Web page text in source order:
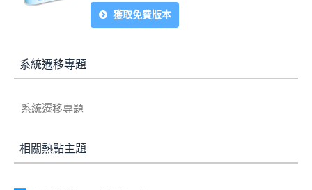
獲取免費版本
系統遷移專題
系統遷移專題
相關熱點主題